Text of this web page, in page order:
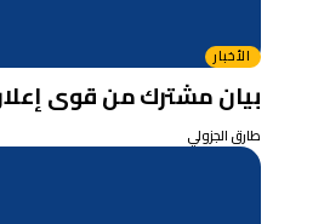
الأخبار
بيان مشترك من قوى
طارق الجزولي